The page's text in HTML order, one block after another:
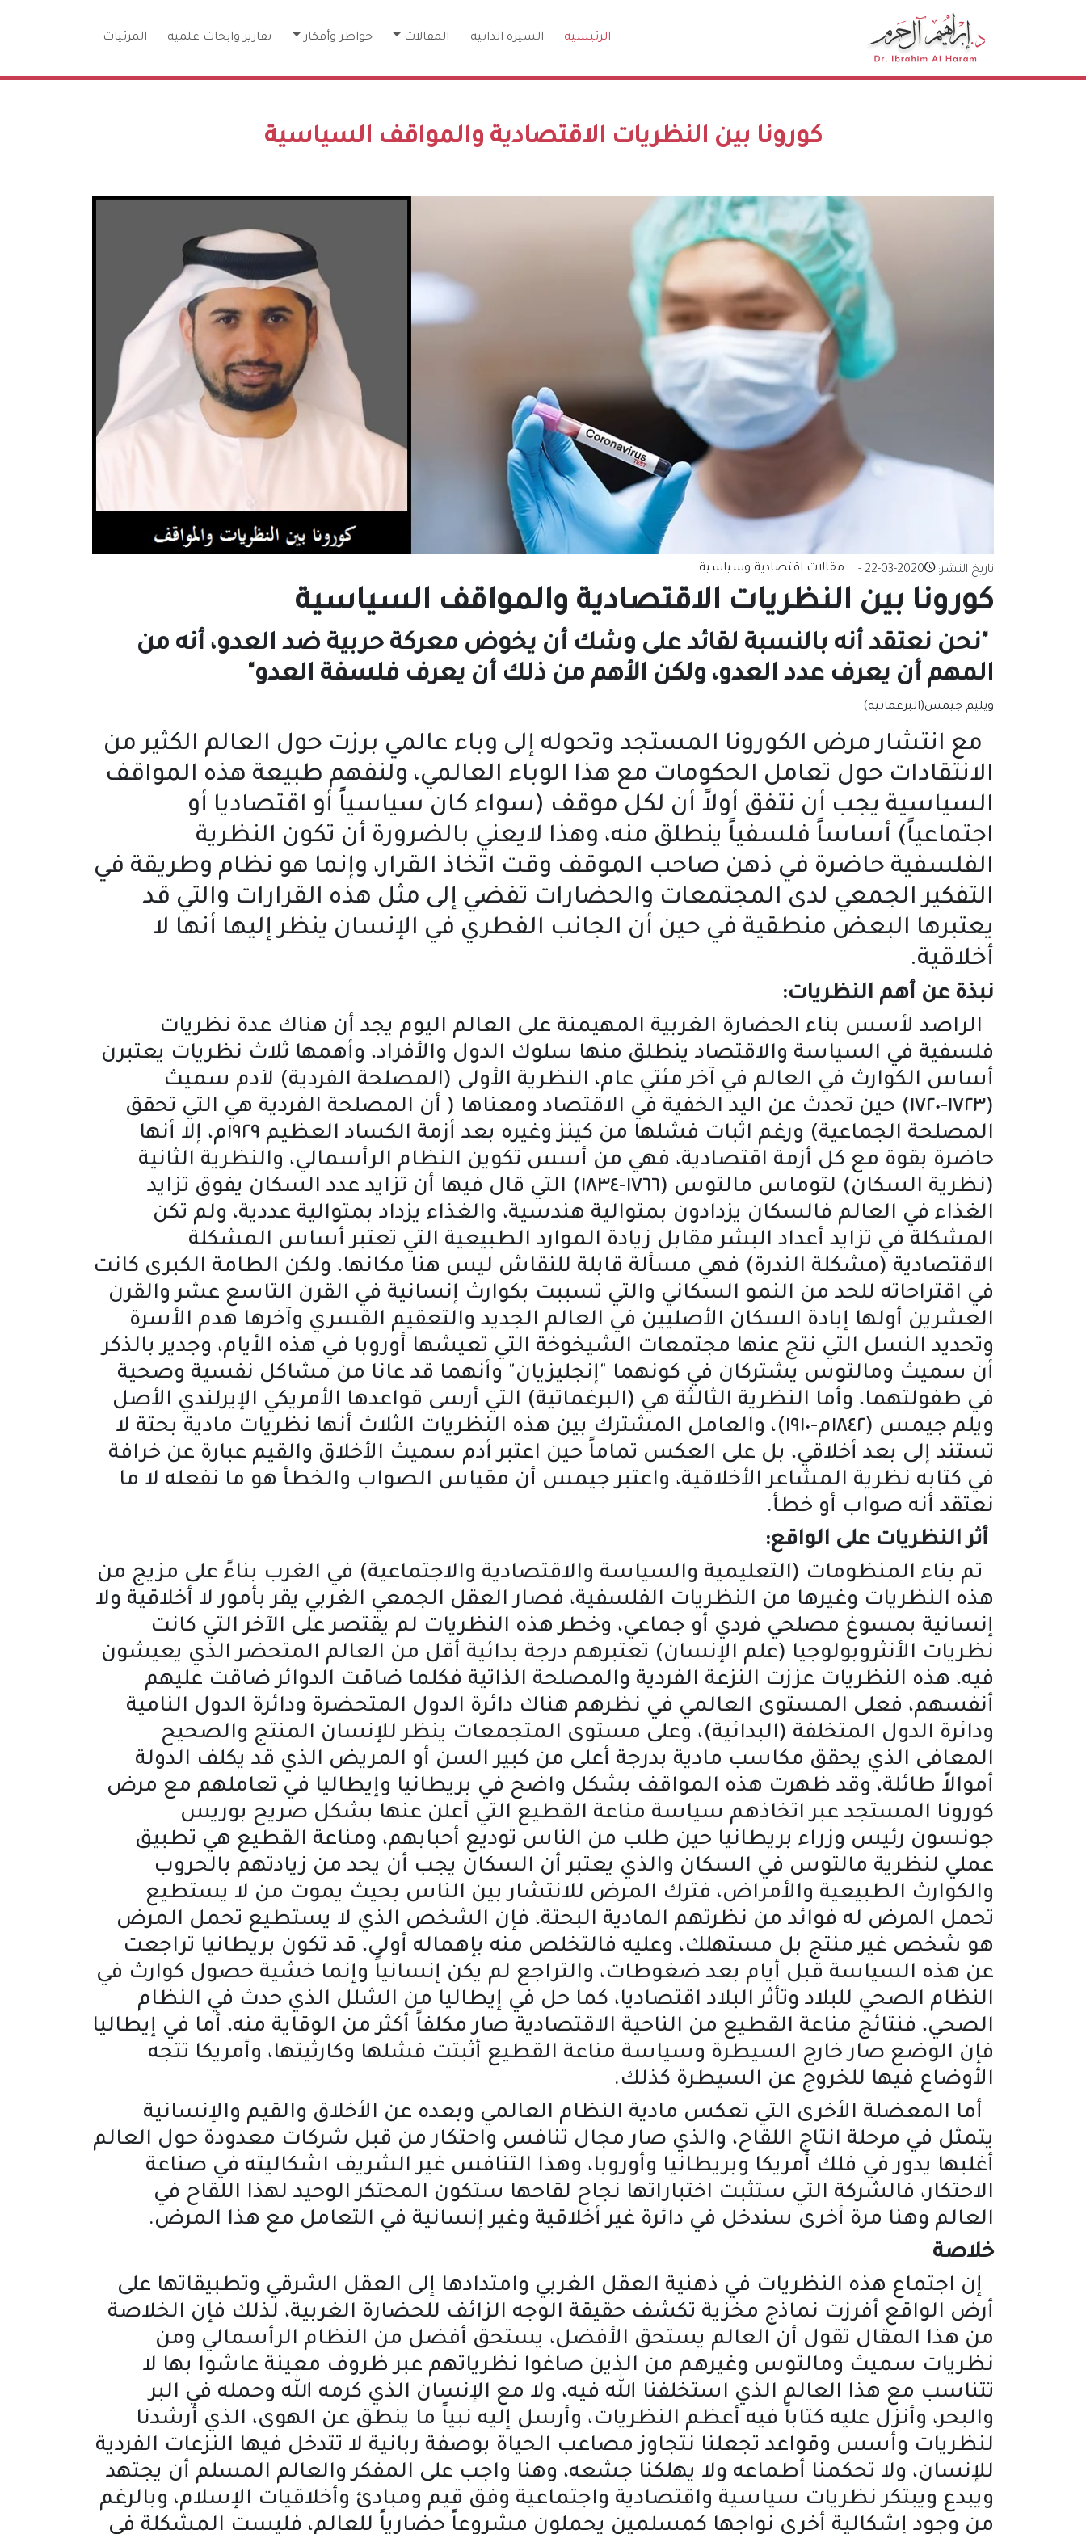
الرئيسية السيرة الذاتية المقالات خواطر وأفكار تقارير وابحاث علمية المرئيات
كورونا بين النظريات الاقتصادية والمواقف السياسية
تاريخ النشر: 2020-03-22
- مقالات اقتصادية وسياسية
كورونا بين النظريات الاقتصادية والمواقف السياسية
"نحن نعتقد أنه بالنسبة لقائد على وشك أن يخوض معركة حربية ضد العدو، أنه من
المهم أن يعرف عدد العدو، ولكن الأهم من ذلك أن يعرف فلسفة العدو"
ويليم جيمس(البرغماتية)
مع انتشار مرض الكورونا المستجد وتحوله إلى وباء عالمي برزت حول العالم الكثير من
الانتقادات حول تعامل الحكومات مع هذا الوباء العالمي، ولنفهم طبيعة هذه المواقف
السياسية يجب أن نتفق أولاً أن لكل موقف (سواء كان سياسياً أو اقتصاديا أو
اجتماعياً) أساساً فلسفياً ينطلق منه، وهذا لايعني بالضرورة أن تكون النظرية
الفلسفية حاضرة في ذهن صاحب الموقف وقت اتخاذ القرار، وإنما هو نظام وطريقة في
التفكير الجمعي لدى المجتمعات والحضارات تفضي إلى مثل هذه القرارات والتي قد
يعتبرها البعض منطقية في حين أن الجانب الفطري في الإنسان ينظر إليها أنها لا
أخلاقية.
نبذة عن أهم النظريات:
الراصد لأسس بناء الحضارة الغربية المهيمنة على العالم اليوم يجد أن هناك عدة نظريات
فلسفية في السياسة والاقتصاد ينطلق منها سلوك الدول والأفراد، وأهمها ثلاث نظريات يعتبرن
أساس الكوارث في العالم في آخر مئتي عام، النظرية الأولى (المصلحة الفردية) لآدم سميث
(١٧٢٣-١٧٢٠) حين تحدث عن اليد الخفية في الاقتصاد ومعناها ( أن المصلحة الفردية هي التي تحقق
المصلحة الجماعية) ورغم اثبات فشلها من كينز وغيره بعد أزمة الكساد العظيم ١٩٢٩م، إلا أنها
حاضرة بقوة مع كل أزمة اقتصادية، فهي من أسس تكوين النظام الرأسمالي، والنظرية الثانية
(نظرية السكان) لتوماس مالتوس (١٧٦٦-١٨٣٤) التي قال فيها أن تزايد عدد السكان يفوق تزايد
الغذاء في العالم فالسكان يزدادون بمتوالية هندسية، والغذاء يزداد بمتوالية عددية، ولم تكن
المشكلة في تزايد أعداد البشر مقابل زيادة الموارد الطبيعية التي تعتبر أساس المشكلة
الاقتصادية (مشكلة الندرة) فهي مسألة قابلة للنقاش ليس هنا مكانها، ولكن الطامة الكبرى كانت
في اقتراحاته للحد من النمو السكاني والتي تسببت بكوارث إنسانية في القرن التاسع عشر والقرن
العشرين أولها إبادة السكان الأصليين في العالم الجديد والتعقيم القسري وآخرها هدم الأسرة
وتحديد النسل التي نتج عنها مجتمعات الشيخوخة التي تعيشها أوروبا في هذه الأيام، وجدير بالذكر
أن سميث ومالتوس يشتركان في كونهما "إنجليزيان" وأنهما قد عانا من مشاكل نفسية وصحية
في طفولتهما، وأما النظرية الثالثة هي (البرغماتية) التي أرسى قواعدها الأمريكي الإيرلندي الأصل
ويلم جيمس (١٨٤٢م-١٩١٠)، والعامل المشترك بين هذه النظريات الثلاث أنها نظريات مادية بحتة لا
تستند إلى بعد أخلاقي، بل على العكس تماماً حين اعتبر أدم سميث الأخلاق والقيم عبارة عن خرافة
في كتابه نظرية المشاعر الأخلاقية، واعتبر جيمس أن مقياس الصواب والخطأ هو ما نفعله لا ما
نعتقد أنه صواب أو خطأ.
أثر النظريات على الواقع:
تم بناء المنظومات (التعليمية والسياسة والاقتصادية والاجتماعية) في الغرب بناءً على مزيج من
هذه النظريات وغيرها من النظريات الفلسفية، فصار العقل الجمعي الغربي يقر بأمور لا أخلاقية ولا
إنسانية بمسوغ مصلحي فردي أو جماعي، وخطر هذه النظريات لم يقتصر على الآخر التي كانت
نظريات الأنثروبولوجيا (علم الإنسان) تعتبرهم درجة بدائية أقل من العالم المتحضر الذي يعيشون
فيه، هذه النظريات عززت النزعة الفردية والمصلحة الذاتية فكلما ضاقت الدوائر ضاقت عليهم
أنفسهم، فعلى المستوى العالمي في نظرهم هناك دائرة الدول المتحضرة ودائرة الدول النامية
ودائرة الدول المتخلفة (البدائية)، وعلى مستوى المتجمعات ينظر للإنسان المنتج والصحيح
المعافى الذي يحقق مكاسب مادية بدرجة أعلى من كبير السن أو المريض الذي قد يكلف الدولة
أموالاً طائلة، وقد ظهرت هذه المواقف بشكل واضح في بريطانيا وإيطاليا في تعاملهم مع مرض
كورونا المستجد عبر اتخاذهم سياسة مناعة القطيع التي أعلن عنها بشكل صريح بوريس
جونسون رئيس وزراء بريطانيا حين طلب من الناس توديع أحبابهم، ومناعة القطيع هي تطبيق
عملي لنظرية مالتوس في السكان والذي يعتبر أن السكان يجب أن يحد من زيادتهم بالحروب
والكوارث الطبيعية والأمراض، فترك المرض للانتشار بين الناس بحيث يموت من لا يستطيع
تحمل المرض له فوائد من نظرتهم المادية البحتة، فإن الشخص الذي لا يستطيع تحمل المرض
هو شخص غير منتج بل مستهلك، وعليه فالتخلص منه بإهماله أولى، قد تكون بريطانيا تراجعت
عن هذه السياسة قبل أيام بعد ضغوطات، والتراجع لم يكن إنسانياً وإنما خشية حصول كوارث في
النظام الصحي للبلاد وتأثر البلاد اقتصاديا، كما حل في إيطاليا من الشلل الذي حدث في النظام
الصحي، فنتائج مناعة القطيع من الناحية الاقتصادية صار مكلفاً أكثر من الوقاية منه، أما في إيطاليا
فإن الوضع صار خارج السيطرة وسياسة مناعة القطيع أثبتت فشلها وكارثيتها، وأمريكا تتجه
الأوضاع فيها للخروج عن السيطرة كذلك.
أما المعضلة الأخرى التي تعكس مادية النظام العالمي وبعده عن الأخلاق والقيم والإنسانية
يتمثل في مرحلة انتاج اللقاح، والذي صار مجال تنافس واحتكار من قبل شركات معدودة حول العالم
أغلبها يدور في فلك أمريكا وبريطانيا وأوروبا، وهذا التنافس غير الشريف اشكاليته في صناعة
الاحتكار، فالشركة التي ستثبت اختباراتها نجاح لقاحها ستكون المحتكر الوحيد لهذا اللقاح في
العالم وهنا مرة أخرى سندخل في دائرة غير أخلاقية وغير إنسانية في التعامل مع هذا المرض.
خلاصة
إن اجتماع هذه النظريات في ذهنية العقل الغربي وامتدادها إلى العقل الشرقي وتطبيقاتها على
أرض الواقع أفرزت نماذج مخزية تكشف حقيقة الوجه الزائف للحضارة الغربية، لذلك فإن الخلاصة
من هذا المقال تقول أن العالم يستحق الأفضل، يستحق أفضل من النظام الرأسمالي ومن
نظريات سميث ومالتوس وغيرهم من الذين صاغوا نظرياتهم عبر ظروف معينة عاشوا بها لا
تتناسب مع هذا العالم الذي استخلفنا الله فيه، ولا مع الإنسان الذي كرمه الله وحمله في البر
والبحر، وأنزل عليه كتاباً فيه أعظم النظريات، وأرسل إليه نبياً ما ينطق عن الهوى، الذي أرشدنا
لنظريات وأسس وقواعد تجعلنا نتجاوز مصاعب الحياة بوصفة ربانية لا تتدخل فيها النزعات الفردية
للإنسان، ولا تحكمنا أطماعه ولا يهلكنا جشعه، وهنا واجب على المفكر والعالم المسلم أن يجتهد
ويبدع ويبتكر نظريات سياسية واقتصادية واجتماعية وفق قيم ومبادئ وأخلاقيات الإسلام، وبالرغم
من وجود إشكالية أخرى نواجها كمسلمين يحملون مشروعاً حضارياً للعالم، فليست المشكلة في